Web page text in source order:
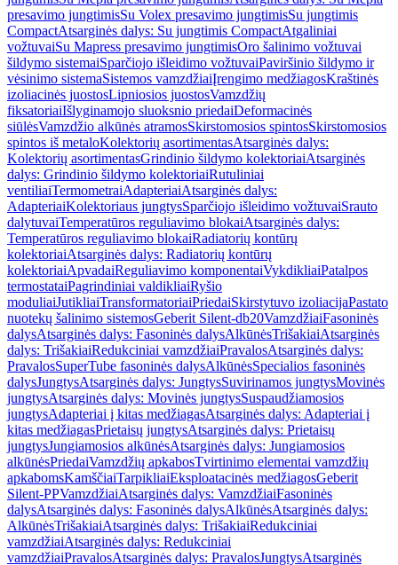
presavimo jungtimisSu Volex presavimo jungtimisSu jungtimis
CompactAtsarginės dalys: Su jungtimis CompactAtgaliniai
vožtuvaiSu Mapress presavimo jungtimisOro šalinimo vožtuvai
šildymo sistemaiSparčiojo išleidimo vožtuvaiPaviršinio šildymo ir
vėsinimo sistemaSistemos vamzdžiaiĮrengimo medžiagosKraštinės
izoliacinės juostosLipniosios juostosVamzdžių
fiksatoriaiIšlyginamojo sluoksnio priedaiDeformacinės
siūlėsVamzdžio alkūnės atramosSkirstomosios spintosSkirstomosios
spintos iš metaloKolektorių asortimentasAtsarginės dalys:
Kolektorių asortimentasGrindinio šildymo kolektoriaiAtsarginės
dalys: Grindinio šildymo kolektoriaiRutuliniai
ventiliaiTermometraiAdapteriaiAtsarginės dalys:
AdapteriaiKolektoriaus jungtysSparčiojo išleidimo vožtuvaiSrauto
dalytuvaiTemperatūros reguliavimo blokaiAtsarginės dalys:
Temperatūros reguliavimo blokaiRadiatorių kontūrų
kolektoriaiAtsarginės dalys: Radiatorių kontūrų
kolektoriaiApvadaiReguliavimo komponentaiVykdikliaiPatalpos
termostataiPagrindiniai valdikliaiRyšio
moduliaiJutikliaiTransformatoriaiPriedaiSkirstytuvo izoliacijaPastato
nuotekų šalinimo sistemosGeberit Silent-db20VamzdžiaiFasoninės
dalysAtsarginės dalys: Fasoninės dalysAlkūnėsTrišakiaiAtsarginės
dalys: TrišakiaiRedukciniai vamzdžiaiPravalosAtsarginės dalys:
PravalosSuperTube fasoninės dalysAlkūnėsSpecialios fasoninės
dalysJungtysAtsarginės dalys: JungtysSuvirinamos jungtysMovinės
jungtysAtsarginės dalys: Movinės jungtysSuspaudžiamosios
jungtysAdapteriai į kitas medžiagasAtsarginės dalys: Adapteriai į
kitas medžiagasPrietaisų jungtysAtsarginės dalys: Prietaisų
jungtysJungiamosios alkūnėsAtsarginės dalys: Jungiamosios
alkūnėsPriedaiVamzdžių apkabosTvirtinimo elementai vamzdžių
apkabomsKamščiaiTarpikliaiEksploatacinės medžiagosGeberit
Silent-PPVamzdžiaiAtsarginės dalys: VamzdžiaiFasoninės
dalysAtsarginės dalys: Fasoninės dalysAlkūnėsAtsarginės dalys:
AlkūnėsTrišakiaiAtsarginės dalys: TrišakiaiRedukciniai
vamzdžiaiAtsarginės dalys: Redukciniai
vamzdžiaiPravalosAtsarginės dalys: PravalosJungtysAtsarginės